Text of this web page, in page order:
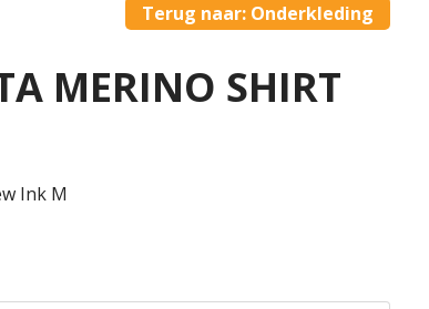
Terug naar: Onderkleding
MERINO SHIRT
Ink M